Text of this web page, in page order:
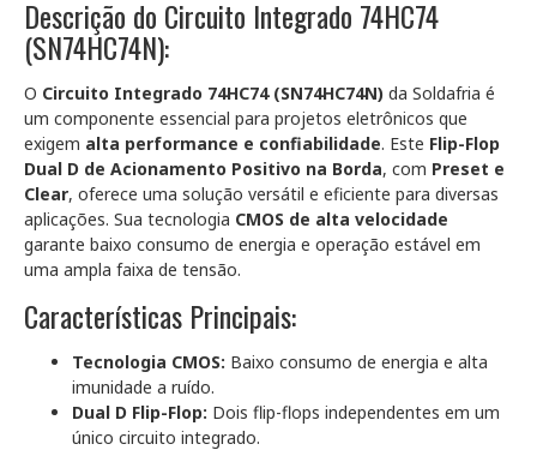
Descrição do Circuito Integrado 74HC74
(SN74HC74N):
O Circuito Integrado 74HC74 (SN74HC74N) da Soldafria é
um componente essencial para projetos eletrônicos que
exigem alta performance e confiabilidade. Este Flip-Flop
Dual D de Acionamento Positivo na Borda, com Preset e
Clear, oferece uma solução versátil e eficiente para diversas
aplicações. Sua tecnologia CMOS de alta velocidade
garante baixo consumo de energia e operação estável em
uma ampla faixa de tensão.
Características Principais:
Tecnologia CMOS: Baixo consumo de energia e alta
imunidade a ruído.
Dual D Flip-Flop: Dois flip-flops independentes em um
único circuito integrado.